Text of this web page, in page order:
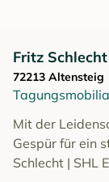
Fritz
72213 Altensteig
Mit der
Gespür für ein
Schlecht | SHL